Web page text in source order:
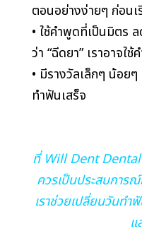
ตอนอย่างง่ายๆ ก่อน
• ใช้คำพูดที่เป็นมิตร
ว่า “ฉีดยา” เราอาจใ
• มีรางวัลเล็กๆ น้อย
ทำฟันเสร็จ
ที่ Will Dent Dental
ควรเป็นประสบการ
เราช่วยเปลี่ยนวันท
แ